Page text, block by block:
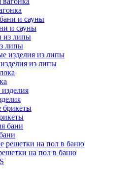
и сауны
липы
из липы
на пол в баню